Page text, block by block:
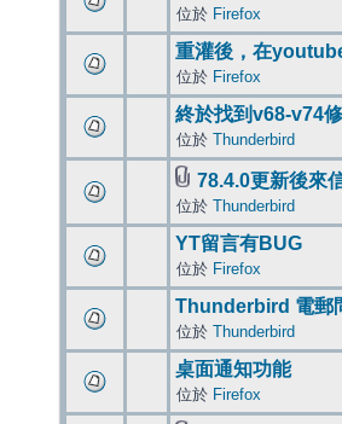
位於 Firefox
重灌後，在
位於 Firefox
終於找到v68-v74
位於 Thunderbird
78.4.0更新後來
位於 Thunderbird
YT留言有BUG
位於 Firefox
Thunderbird 電郵
位於 Thunderbird
桌面通知功能
位於 Firefox